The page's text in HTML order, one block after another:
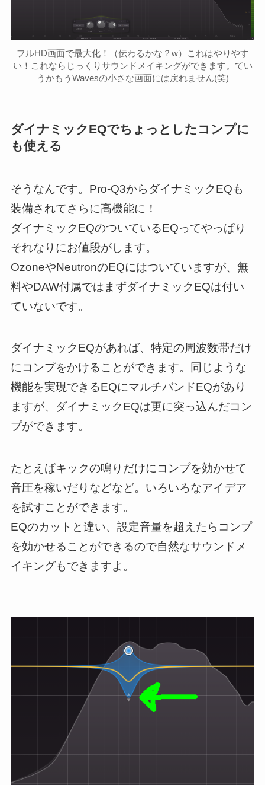
フルHD画面で最大化！（伝わるかな？w）これはやりやす
い！これならじっくりサウンドメイキングができます。てい
うかもうWavesの小さな画面には戻れません(笑)
ダイナミックEQでちょっとしたコンプに
も使える
そうなんです。Pro-Q3からダイナミックEQも
装備されてさらに高機能に！
ダイナミックEQのついているEQってやっぱり
それなりにお値段がします。
OzoneやNeutronのEQにはついていますが、無
料やDAW付属ではまずダイナミックEQは付い
ていないです。
ダイナミックEQがあれば、特定の周波数帯だけ
にコンプをかけることができます。同じような
機能を実現できるEQにマルチバンドEQがあり
ますが、ダイナミックEQは更に突っ込んだコン
プができます。
たとえばキックの鳴りだけにコンプを効かせて
音圧を稼いだりなどなど。いろいろなアイデア
を試すことができます。
EQのカットと違い、設定音量を超えたらコンプ
を効かせることができるので自然なサウンドメ
イキングもできますよ。